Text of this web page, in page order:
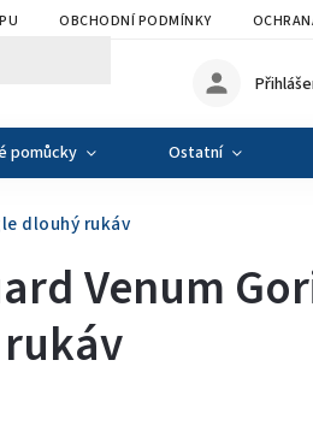
OBCHODNÍ PODMÍNKY
pomůcky Ostatní
dlouhý rukáv
Venum